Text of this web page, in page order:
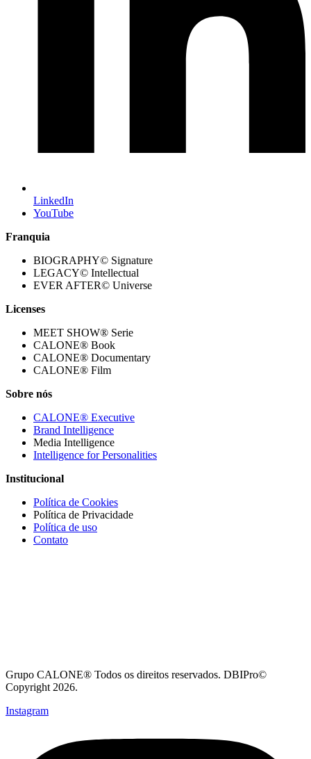
LinkedIn
YouTube
Franquia
BIOGRAPHY© Signature
LEGACY© Intellectual
EVER AFTER© Universe
Licenses
MEET SHOW® Serie
CALONE® Book
CALONE® Documentary
CALONE® Film
Sobre nós
CALONE® Executive
Brand Intelligence
Media Intelligence
Intelligence for Personalities
Institucional
Política de Cookies
Política de Privacidade
Política de uso
Contato
Grupo CALONE® Todos os direitos reservados. DBIPro©
Copyright 2026.
Instagram